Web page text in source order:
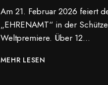
Am 21. Februar 2026 feiert
„EHRENAMT“ in der
Weltpremiere. Über 12…
MEHR LESEN